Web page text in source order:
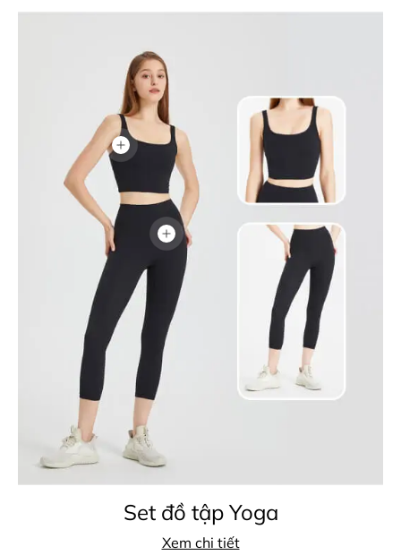
Set đồ tập Yoga
Xem chi tiết